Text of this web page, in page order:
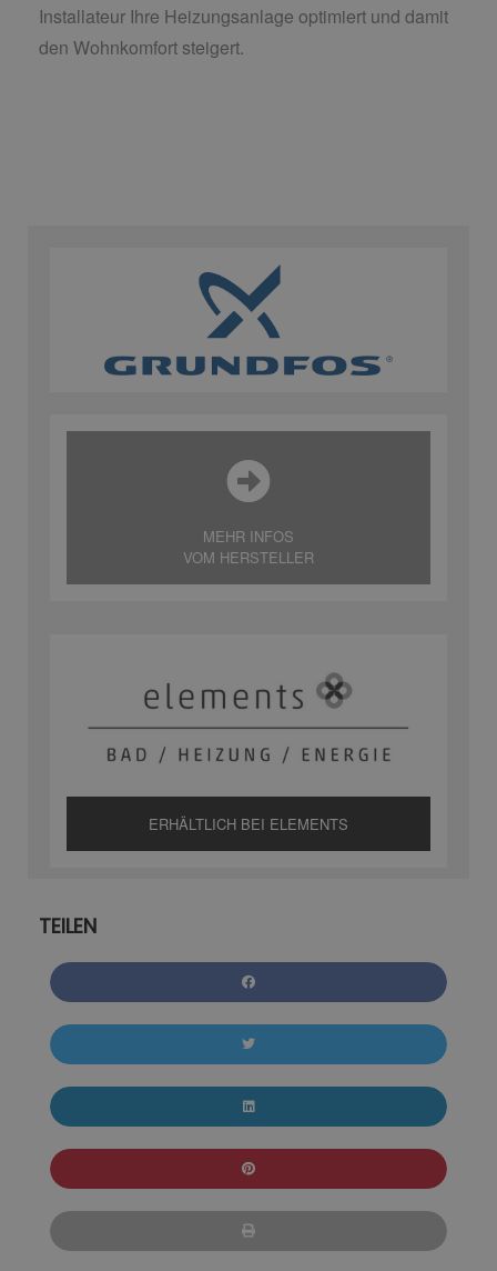
Installateur Ihre Heizungsanlage optimiert und damit
den Wohnkomfort steigert.
MEHR INFOS
VOM HERSTELLER
ERHÄLTLICH BEI ELEMENTS
TEILEN